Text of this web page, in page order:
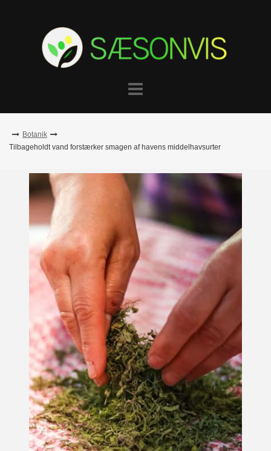
Botanik
Tilbageholdt vand forstærker smagen af havens middelhavsurter